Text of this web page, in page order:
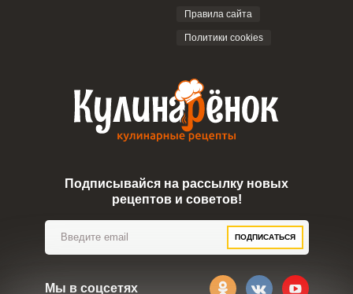
Правила сайта
Политики cookies
Подписывайся на рассылку новых
рецептов и советов!
ПОДПИСАТЬСЯ
Мы в соцсетях